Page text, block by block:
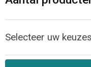
Selecteer uw